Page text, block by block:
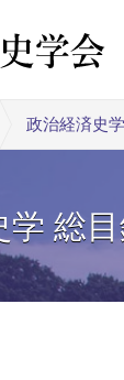
政治経済史
学 総